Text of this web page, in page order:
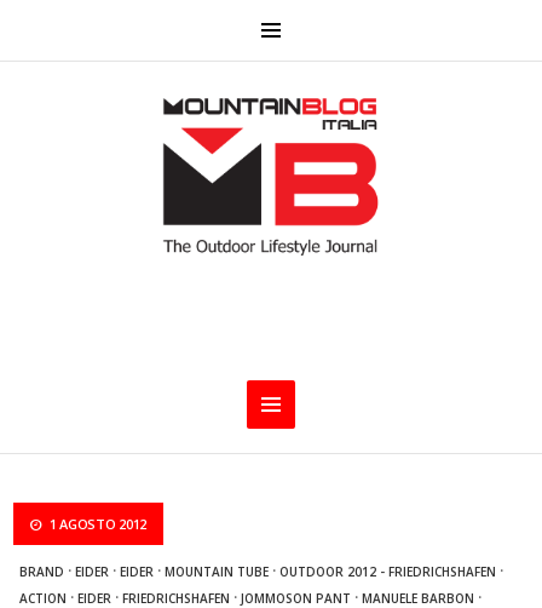
1 AGOSTO 2012
BRAND ·EIDER ·EIDER ·MOUNTAIN TUBE ·OUTDOOR 2012 - FRIEDRICHSHAFEN ·
ACTION ·EIDER ·FRIEDRICHSHAFEN ·JOMMOSON PANT ·MANUELE BARBON ·